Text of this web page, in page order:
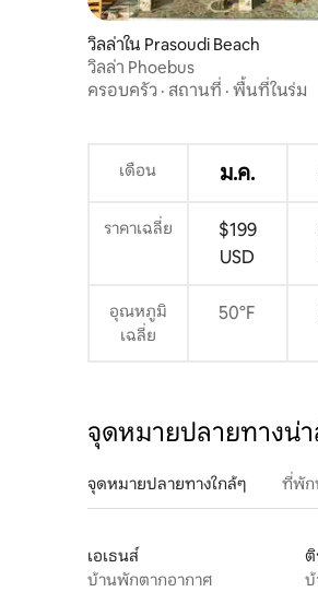
วิลล่าใน Prasoudi Beach
วิลล่า Phoebus
ครอบครัว · สถานที่ · พื้นที่ในร่ม
เดือน ม.ค.
ราคาเฉลี่ย
$199
USD
อุณหภูมิ
เฉลี่ย
50°F
จุดหมายปลายทางน่า
จุดหมายปลายทางใกล้ๆ ที่พัก
เอเธนส์
บ้านพักตากอากาศ
ติ
บ้